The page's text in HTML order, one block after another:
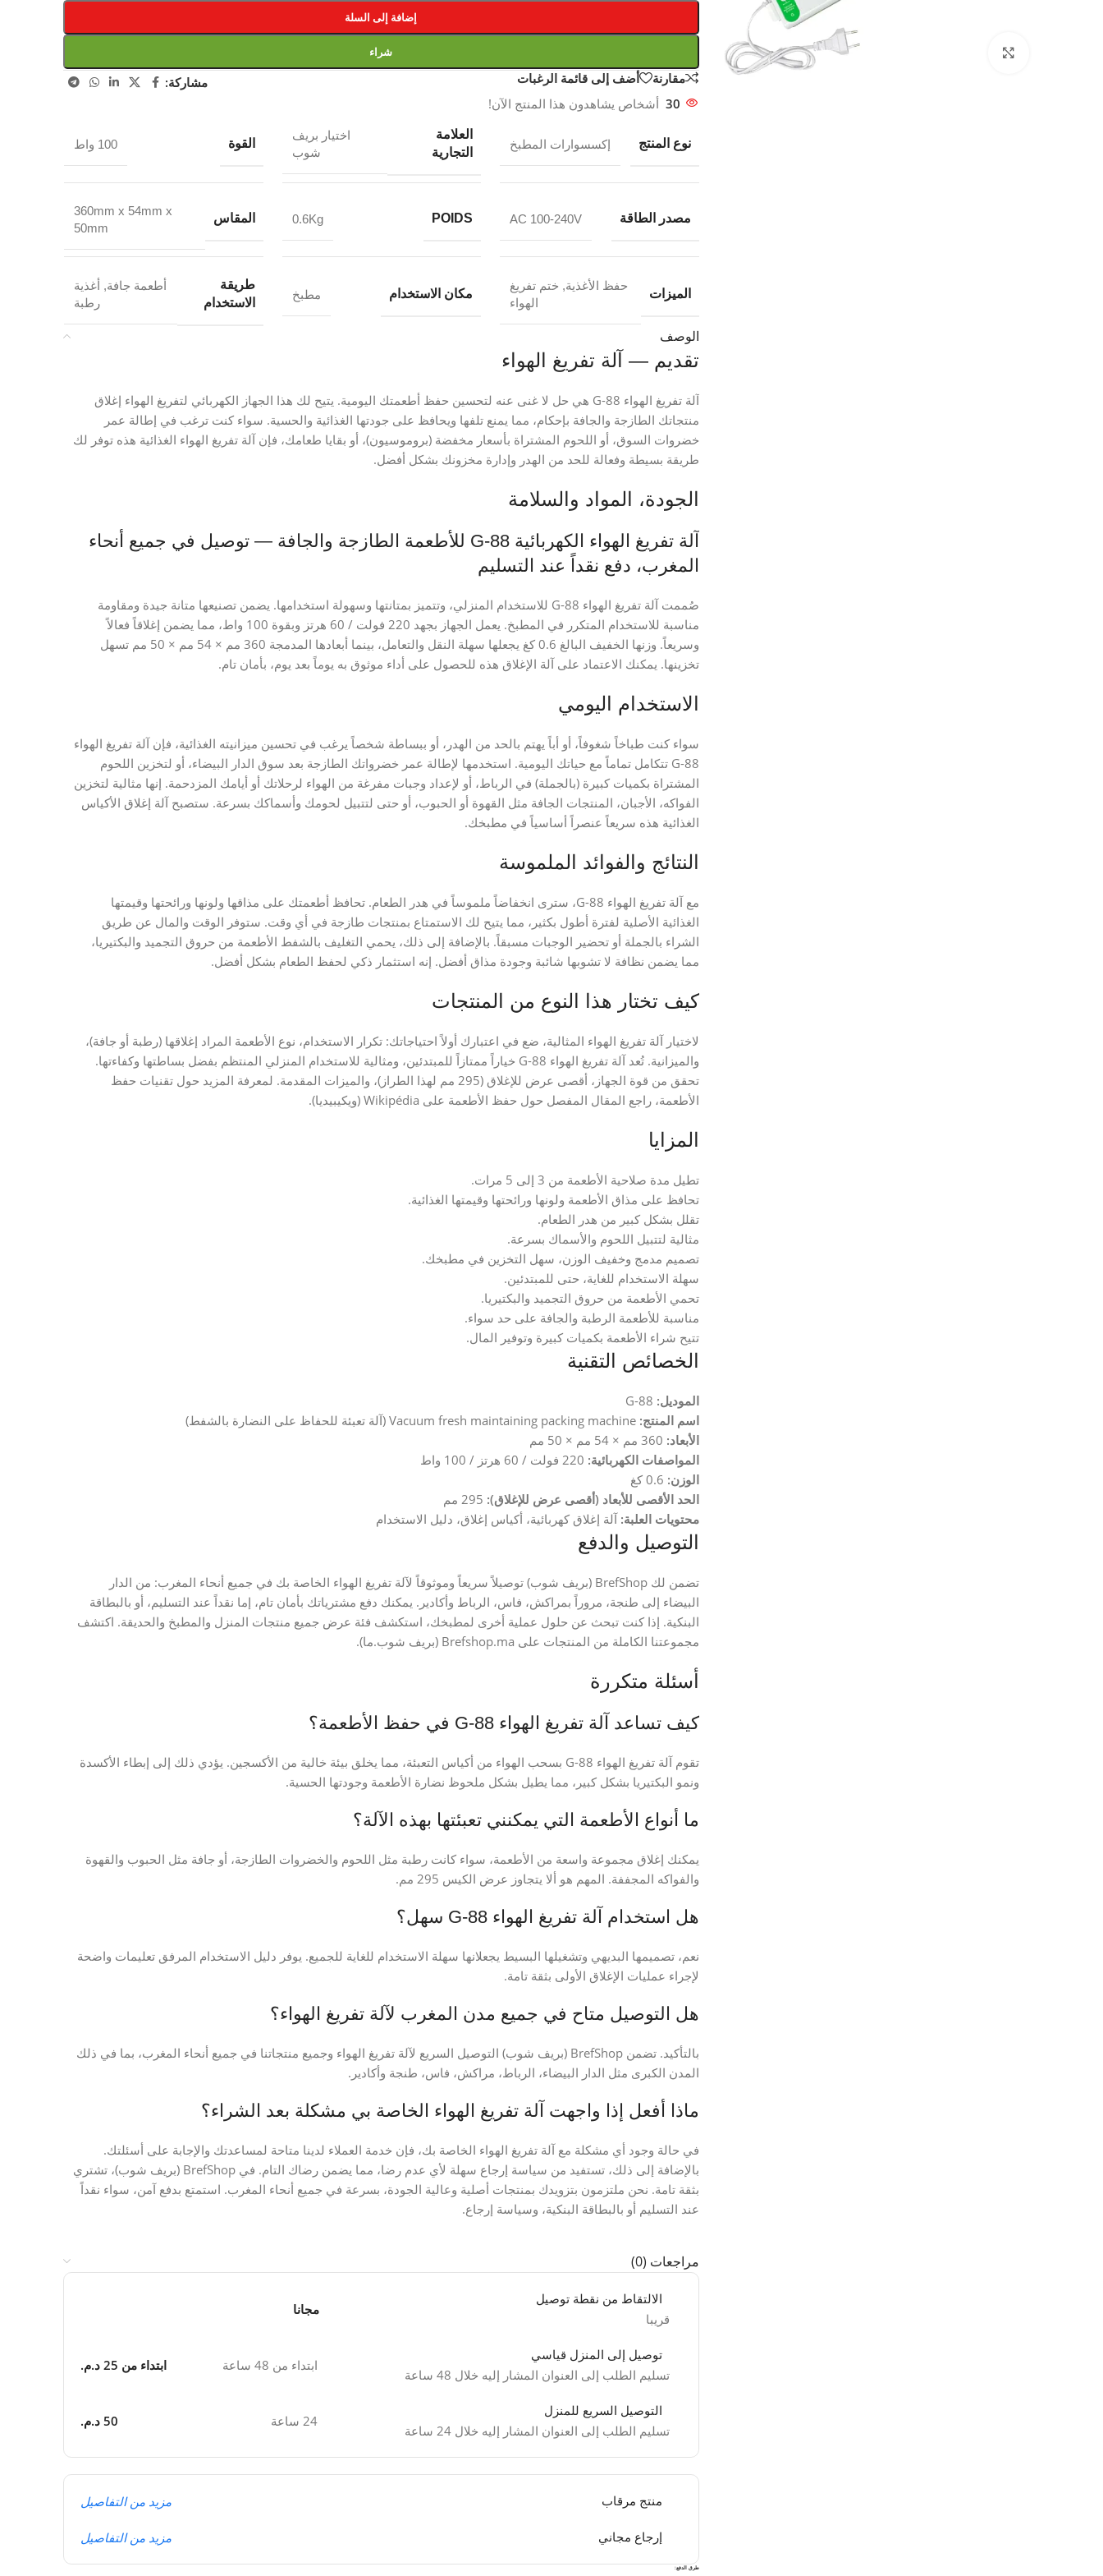
إضافة إلى السلة
شراء
مقارنة أضف إلى قائمة الرغبات
مشاركة:
30 أشخاص يشاهدون هذا المنتج الآن!
نوع المنتج إكسسوارات المطبخ
العلامة
التجارية
اختيار بريف
شوب
القوة 100 واط
مصدر الطاقة AC 100-240V
POIDS
0.6Kg المقاس
360mm x 54mm x
50mm
الميزات
حفظ الأغذية, ختم تفريغ
الهواء
مكان الاستخدام مطبخ
طريقة
الاستخدام
أطعمة جافة, أغذية
رطبة
الوصف
تقديم — آلة تفريغ الهواء
آلة تفريغ الهواء G-88 هي حل لا غنى عنه لتحسين حفظ أطعمتك اليومية. يتيح لك هذا الجهاز الكهربائي لتفريغ الهواء إغلاق
منتجاتك الطازجة والجافة بإحكام، مما يمنع تلفها ويحافظ على جودتها الغذائية والحسية. سواء كنت ترغب في إطالة عمر
خضروات السوق، أو اللحوم المشتراة بأسعار مخفضة (بروموسيون)، أو بقايا طعامك، فإن آلة تفريغ الهواء الغذائية هذه توفر لك
طريقة بسيطة وفعالة للحد من الهدر وإدارة مخزونك بشكل أفضل.
الجودة، المواد والسلامة
آلة تفريغ الهواء الكهربائية G-88 للأطعمة الطازجة والجافة — توصيل في جميع أنحاء
المغرب، دفع نقداً عند التسليم
صُممت آلة تفريغ الهواء G-88 للاستخدام المنزلي، وتتميز بمتانتها وسهولة استخدامها. يضمن تصنيعها متانة جيدة ومقاومة
مناسبة للاستخدام المتكرر في المطبخ. يعمل الجهاز بجهد 220 فولت / 60 هرتز وبقوة 100 واط، مما يضمن إغلاقاً فعالاً
وسريعاً. وزنها الخفيف البالغ 0.6 كغ يجعلها سهلة النقل والتعامل، بينما أبعادها المدمجة 360 مم × 54 مم × 50 مم تسهل
تخزينها. يمكنك الاعتماد على آلة الإغلاق هذه للحصول على أداء موثوق به يوماً بعد يوم، بأمان تام.
الاستخدام اليومي
سواء كنت طباخاً شغوفاً، أو أباً يهتم بالحد من الهدر، أو ببساطة شخصاً يرغب في تحسين ميزانيته الغذائية، فإن آلة تفريغ الهواء
G-88 تتكامل تماماً مع حياتك اليومية. استخدمها لإطالة عمر خضرواتك الطازجة بعد سوق الدار البيضاء، أو لتخزين اللحوم
المشتراة بكميات كبيرة (بالجملة) في الرباط، أو لإعداد وجبات مفرغة من الهواء لرحلاتك أو أيامك المزدحمة. إنها مثالية لتخزين
الفواكه، الأجبان، المنتجات الجافة مثل القهوة أو الحبوب، أو حتى لتتبيل لحومك وأسماكك بسرعة. ستصبح آلة إغلاق الأكياس
الغذائية هذه سريعاً عنصراً أساسياً في مطبخك.
النتائج والفوائد الملموسة
مع آلة تفريغ الهواء G-88، سترى انخفاضاً ملموساً في هدر الطعام. تحافظ أطعمتك على مذاقها ولونها ورائحتها وقيمتها
الغذائية الأصلية لفترة أطول بكثير، مما يتيح لك الاستمتاع بمنتجات طازجة في أي وقت. ستوفر الوقت والمال عن طريق
الشراء بالجملة أو تحضير الوجبات مسبقاً. بالإضافة إلى ذلك، يحمي التغليف بالشفط الأطعمة من حروق التجميد والبكتيريا،
مما يضمن نظافة لا تشوبها شائبة وجودة مذاق أفضل. إنه استثمار ذكي لحفظ الطعام بشكل أفضل.
كيف تختار هذا النوع من المنتجات
لاختيار آلة تفريغ الهواء المثالية، ضع في اعتبارك أولاً احتياجاتك: تكرار الاستخدام، نوع الأطعمة المراد إغلاقها (رطبة أو جافة)،
والميزانية. تُعد آلة تفريغ الهواء G-88 خياراً ممتازاً للمبتدئين، ومثالية للاستخدام المنزلي المنتظم بفضل بساطتها وكفاءتها.
تحقق من قوة الجهاز، أقصى عرض للإغلاق (295 مم لهذا الطراز)، والميزات المقدمة. لمعرفة المزيد حول تقنيات حفظ
الأطعمة، راجع المقال المفصل حول حفظ الأطعمة على Wikipédia (ويكيبيديا).
المزايا
تطيل مدة صلاحية الأطعمة من 3 إلى 5 مرات.
تحافظ على مذاق الأطعمة ولونها ورائحتها وقيمتها الغذائية.
تقلل بشكل كبير من هدر الطعام.
مثالية لتتبيل اللحوم والأسماك بسرعة.
تصميم مدمج وخفيف الوزن، سهل التخزين في مطبخك.
سهلة الاستخدام للغاية، حتى للمبتدئين.
تحمي الأطعمة من حروق التجميد والبكتيريا.
مناسبة للأطعمة الرطبة والجافة على حد سواء.
تتيح شراء الأطعمة بكميات كبيرة وتوفير المال.
الخصائص التقنية
الموديل:
اسم المنتج: Vacuum fresh maintaining packing machine (آلة تعبئة للحفاظ على النضارة بالشفط)
الأبعاد:
المواصفات الكهربائية:
الوزن:
الحد الأقصى للأبعاد (أقصى عرض للإغلاق):
محتويات العلبة: آلة إغلاق كهربائية، أكياس إغلاق، دليل الاستخدام
التوصيل والدفع
تضمن لك BrefShop (بريف شوب) توصيلاً سريعاً وموثوقاً لآلة تفريغ الهواء الخاصة بك في جميع أنحاء المغرب: من الدار
البيضاء إلى طنجة، مروراً بمراكش، فاس، الرباط وأكادير. يمكنك دفع مشترياتك بأمان تام، إما نقداً عند التسليم، أو بالبطاقة
البنكية. إذا كنت تبحث عن حلول عملية أخرى لمطبخك، استكشف فئة عرض جميع منتجات المنزل والمطبخ والحديقة. اكتشف
مجموعتنا الكاملة من المنتجات على Brefshop.ma (بريف شوب.ما).
أسئلة متكررة
كيف تساعد آلة تفريغ الهواء G-88 في حفظ الأطعمة؟
تقوم آلة تفريغ الهواء G-88 بسحب الهواء من أكياس التعبئة، مما يخلق بيئة خالية من الأكسجين. يؤدي ذلك إلى إبطاء الأكسدة
ونمو البكتيريا بشكل كبير، مما يطيل بشكل ملحوظ نضارة الأطعمة وجودتها الحسية.
ما أنواع الأطعمة التي يمكنني تعبئتها بهذه الآلة؟
يمكنك إغلاق مجموعة واسعة من الأطعمة، سواء كانت رطبة مثل اللحوم والخضروات الطازجة، أو جافة مثل الحبوب والقهوة
والفواكه المجففة. المهم هو ألا يتجاوز عرض الكيس 295 مم.
هل استخدام آلة تفريغ الهواء G-88 سهل؟
نعم، تصميمها البديهي وتشغيلها البسيط يجعلانها سهلة الاستخدام للغاية للجميع. يوفر دليل الاستخدام المرفق تعليمات واضحة
لإجراء عمليات الإغلاق الأولى بثقة تامة.
هل التوصيل متاح في جميع مدن المغرب لآلة تفريغ الهواء؟
بالتأكيد. تضمن BrefShop (بريف شوب) التوصيل السريع لآلة تفريغ الهواء وجميع منتجاتنا في جميع أنحاء المغرب، بما في ذلك
المدن الكبرى مثل الدار البيضاء، الرباط، مراكش، فاس، طنجة وأكادير.
ماذا أفعل إذا واجهت آلة تفريغ الهواء الخاصة بي مشكلة بعد الشراء؟
في حالة وجود أي مشكلة مع آلة تفريغ الهواء الخاصة بك، فإن خدمة العملاء لدينا متاحة لمساعدتك والإجابة على أسئلتك.
بالإضافة إلى ذلك، تستفيد من سياسة إرجاع سهلة لأي عدم رضا، مما يضمن رضاك التام. في BrefShop (بريف شوب)، تشتري
بثقة تامة. نحن ملتزمون بتزويدك بمنتجات أصلية وعالية الجودة، بسرعة في جميع أنحاء المغرب. استمتع بدفع آمن، سواء نقداً
عند التسليم أو بالبطاقة البنكية، وسياسة إرجاع.
مراجعات (0)
الالتقاط من نقطة توصيل
قريبا
مجانا
توصيل إلى المنزل قياسي
تسليم الطلب إلى العنوان المشار إليه خلال 48 ساعة
ابتداء من 48 ساعة ابتداء من 25 د.م.
التوصيل السريع للمنزل
تسليم الطلب إلى العنوان المشار إليه خلال 24 ساعة
24 ساعة 50 د.م.
منتج مرقاب مزيد من التفاصيل
إرجاع مجاني مزيد من التفاصيل
طرق الدفع: